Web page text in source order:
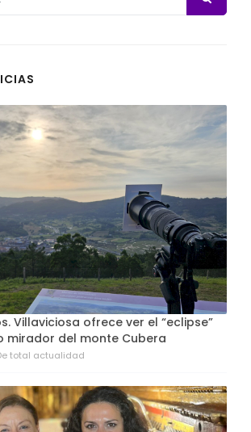
Villaviciosa ofrece ver el “eclipse”
mirador del monte Cubera
total actualidad